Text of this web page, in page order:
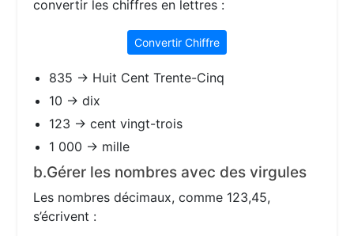
convertir les chiffres en lettres :
Convertir Chiffre
835 → Huit Cent Trente-Cinq
10 → dix
123 → cent vingt-trois
1 000 → mille
b.Gérer les nombres avec des virgules
Les nombres décimaux, comme 123,45,
s’écrivent :